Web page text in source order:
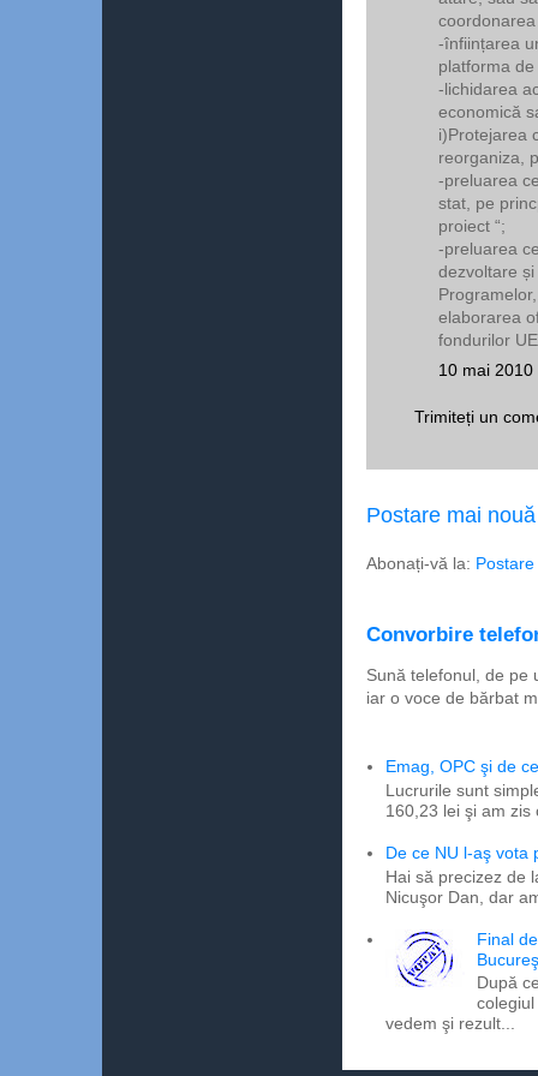
-înființarea
platforma
-lichidarea
economică
i)Protejarea
reorganiza,
-preluarea
stat, pe
proiect “;
-preluarea
dezvoltare
elaborarea
fondurilor
10 mai 2010
Trimiteți un
Postare mai nouă
Abonați-vă la:
Convorbire
Sună telefonul, de pe
iar o voce de bărbat
Emag, OPC şi de
Lucrurile sunt
160,23 lei şi am
De ce NU l-aş vota
Hai să precizez de
Nicuşor Dan, dar
Final
După
vedem şi rezult...